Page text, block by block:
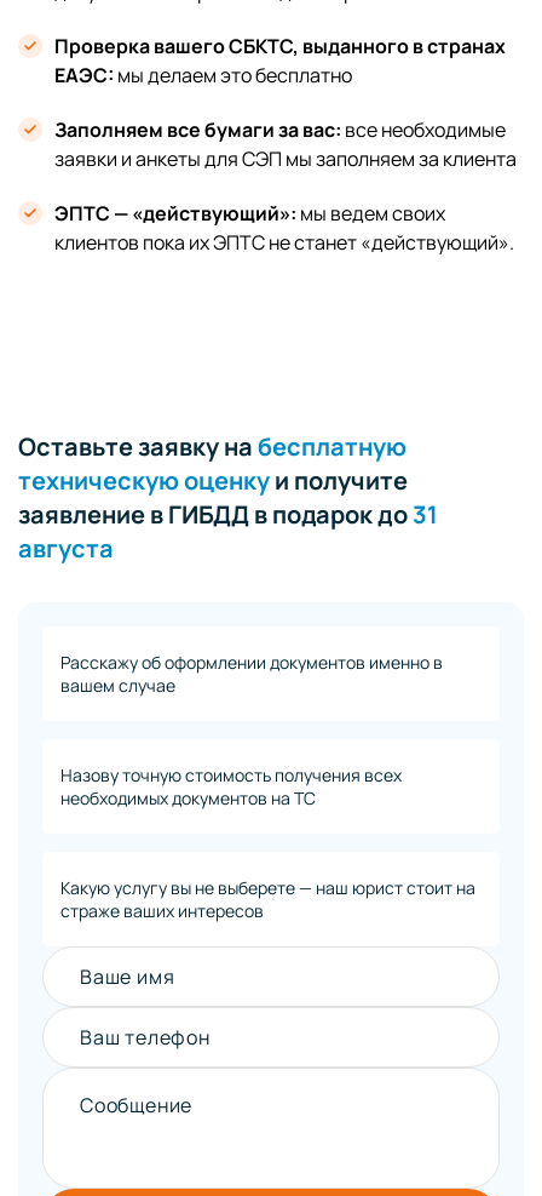
Проверка вашего СБКТС, выданного в странах
ЕАЭС: мы делаем это бесплатно
Заполняем все бумаги за вас: все необходимые
заявки и анкеты для СЭП мы заполняем за клиента
ЭПТС — «действующий»: мы ведем своих
клиентов пока их ЭПТС не станет «действующий».
Оставьте заявку набесплатную
техническую оценкуи получите
заявление в ГИБДД в подарок до31
августа
Расскажу об оформлении документов именно в
вашем случае
Назову точную стоимость получения всех
необходимых документов на ТС
Какую услугу вы не выберете — наш юрист стоит на
страже ваших интересов
Ваше имя
Ваш телефон
Сообщение